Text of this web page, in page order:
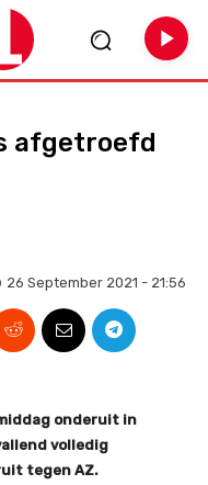
afgetroefd
26 September 2021 - 21:56
onderuit in
volledig
tegen AZ.